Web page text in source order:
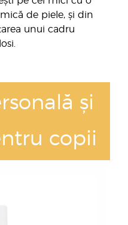
de piele, și din
unui cadru
și
copii